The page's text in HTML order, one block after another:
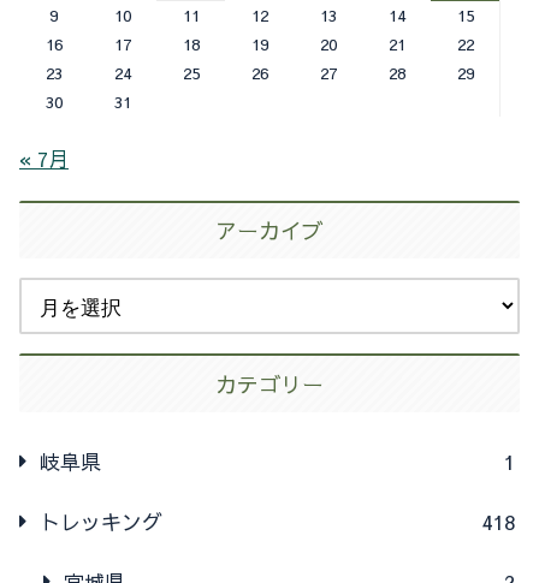
9
10 11 12 13 14
15
16
17 18 19 20 21
22
23
24 25 26 27 28
29
30
31
« 7月
アーカイブ
カテゴリー
岐阜県 1
トレッキング 418